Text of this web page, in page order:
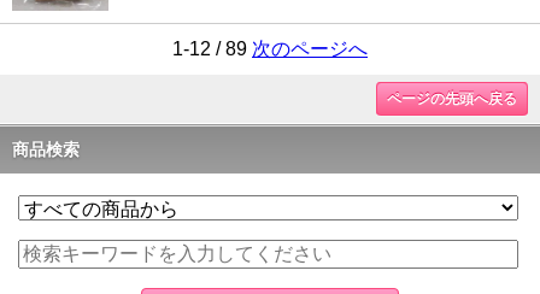
1-12 / 89 次のページへ
ページの先頭へ戻る
商品検索